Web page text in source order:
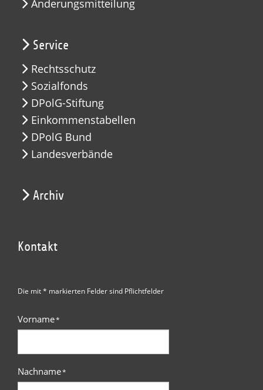
Änderungsmitteilung
Service
Rechtsschutz
Sozialfonds
DPolG-Stiftung
Einkommenstabellen
DPolG Bund
Landesverbände
Archiv
Kontakt
Die mit * markierten Felder sind Pflichtfelder
Vorname*
Nachname*